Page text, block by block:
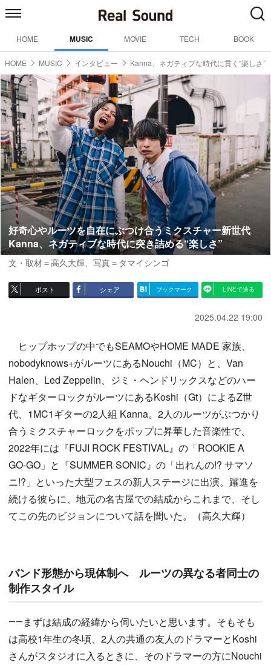
HOME MUSIC MOVIE TECH BOOK
HOME MUSIC インタビュー Kanna、ネガティブな時代に貫く“楽しさ”
好奇心やルーツを自在にぶつけ合うミクスチャー新世代
Kanna、ネガティブな時代に突き詰める“楽しさ”
文・取材＝高久大輝、 写真＝タマイシンゴ
ポスト シェア ブックマーク LINEで送る
2025.04.22 19:00
ヒップホップの中でもSEAMOやHOME MADE 家族、
nobodyknows+がルーツにあるNouchi（MC）と、Van
Halen、Led Zeppelin、ジミ・ヘンドリックスなどのハー
ドなギターロックがルーツにあるKoshi（Gt）によるZ世
代、1MC1ギターの2人組 Kanna。2人のルーツがぶつかり
合うミクスチャーロックをポップに昇華した音楽性で、
2022年には『FUJI ROCK FESTIVAL』の「ROOKIE A
GO-GO」と『SUMMER SONIC』の「出れんの!? サマソ
ニ!?」といった大型フェスの新人ステージに出演。躍進を
続ける彼らに、地元の名古屋での結成からこれまで、そし
てこの先のビジョンについて話を聞いた。（高久大輝）
バンド形態から現体制へ ルーツの異なる者同士の
制作スタイル
――まずは結成の経緯から伺いたいと思います。そもそも
は高校1年生の冬頃、2人の共通の友人のドラマーとKoshi
さんがスタジオに入るときに、そのドラマーの方にNouchi